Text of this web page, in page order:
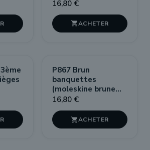
16,80 €

P867 Brun
banquettes
(moleskine brune
orangée)
16,80 €
